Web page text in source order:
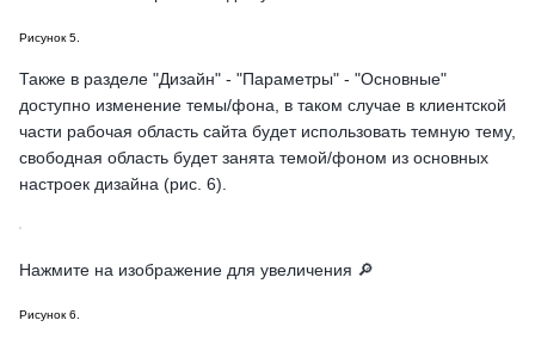
Рисунок 5.
Также в разделе "Дизайн" - "Параметры" - "Основные"
доступно изменение темы/фона, в таком случае в клиентской
части рабочая область сайта будет использовать темную тему,
свободная область будет занята темой/фоном из основных
настроек дизайна (рис. 6).
Нажмите на изображение для увеличения 🔎
Рисунок 6.